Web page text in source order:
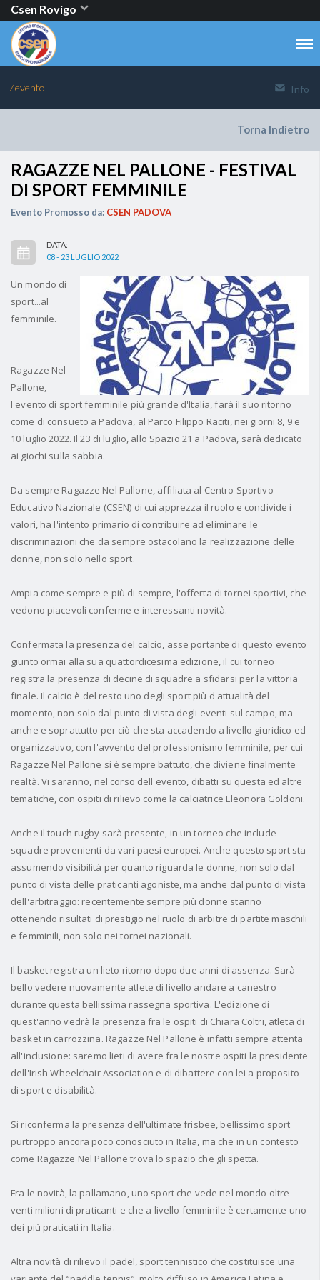
Csen Rovigo
⁄ evento Info
Torna Indietro
RAGAZZE NEL PALLONE - FESTIVAL
DI SPORT FEMMINILE
Evento Promosso da: CSEN PADOVA
DATA:
08 - 23 LUGLIO 2022
Un mondo di
sport...al
femminile.
Ragazze Nel
Pallone,
l'evento di sport femminile più grande d'Italia, farà il suo ritorno
come di consueto a Padova, al Parco Filippo Raciti, nei giorni 8, 9 e
10 luglio 2022. Il 23 di luglio, allo Spazio 21 a Padova, sarà dedicato
ai giochi sulla sabbia.
Da sempre Ragazze Nel Pallone, affiliata al Centro Sportivo
Educativo Nazionale (CSEN) di cui apprezza il ruolo e condivide i
valori, ha l'intento primario di contribuire ad eliminare le
discriminazioni che da sempre ostacolano la realizzazione delle
donne, non solo nello sport.
Ampia come sempre e più di sempre, l'offerta di tornei sportivi, che
vedono piacevoli conferme e interessanti novità.
Confermata la presenza del calcio, asse portante di questo evento
giunto ormai alla sua quattordicesima edizione, il cui torneo
registra la presenza di decine di squadre a sfidarsi per la vittoria
finale. Il calcio è del resto uno degli sport più d'attualità del
momento, non solo dal punto di vista degli eventi sul campo, ma
anche e soprattutto per ciò che sta accadendo a livello giuridico ed
organizzativo, con l'avvento del professionismo femminile, per cui
Ragazze Nel Pallone si è sempre battuto, che diviene finalmente
realtà. Vi saranno, nel corso dell'evento, dibatti su questa ed altre
tematiche, con ospiti di rilievo come la calciatrice Eleonora Goldoni.
Anche il touch rugby sarà presente, in un torneo che include
squadre provenienti da vari paesi europei. Anche questo sport sta
assumendo visibilità per quanto riguarda le donne, non solo dal
punto di vista delle praticanti agoniste, ma anche dal punto di vista
dell'arbitraggio: recentemente sempre più donne stanno
ottenendo risultati di prestigio nel ruolo di arbitre di partite maschili
e femminili, non solo nei tornei nazionali.
Il basket registra un lieto ritorno dopo due anni di assenza. Sarà
bello vedere nuovamente atlete di livello andare a canestro
durante questa bellissima rassegna sportiva. L'edizione di
quest'anno vedrà la presenza fra le ospiti di Chiara Coltri, atleta di
basket in carrozzina. Ragazze Nel Pallone è infatti sempre attenta
all'inclusione: saremo lieti di avere fra le nostre ospiti la presidente
dell'Irish Wheelchair Association e di dibattere con lei a proposito
di sport e disabilità.
Si riconferma la presenza dell'ultimate frisbee, bellissimo sport
purtroppo ancora poco conosciuto in Italia, ma che in un contesto
come Ragazze Nel Pallone trova lo spazio che gli spetta.
Fra le novità, la pallamano, uno sport che vede nel mondo oltre
venti milioni di praticanti e che a livello femminile è certamente uno
dei più praticati in Italia.
Altra novità di rilievo il padel, sport tennistico che costituisce una